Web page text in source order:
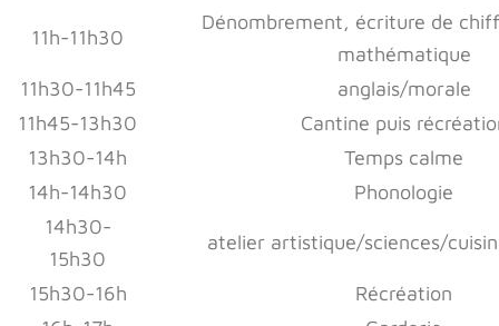
11h-11h30
Dénombrement, écriture de
mathématique
11h30-11h45
anglais/morale
11h45-13h30
Cantine puis
13h30-14h
Temps calme
14h-14h30
Phonologie
14h30-
15h30
atelier artistique/sciences/
15h30-16h
Récréation